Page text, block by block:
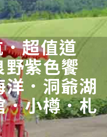
超值道
紫色饗
．洞爺湖
小樽．札